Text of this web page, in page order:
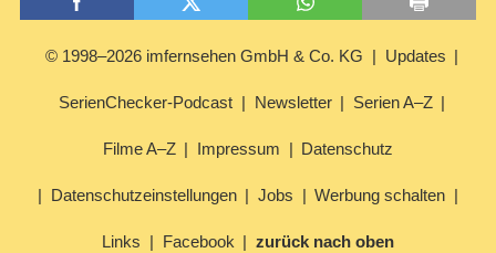
© 1998–2026 imfernsehen GmbH & Co. KG Updates
SerienChecker-Podcast Newsletter Serien A–Z
Filme A–Z Impressum Datenschutz
Datenschutzeinstellungen Jobs Werbung schalten
Links Facebook zurück nach oben